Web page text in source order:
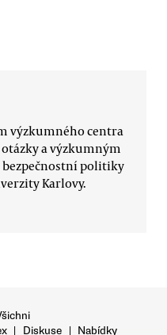
výzkumného centra
a výzkumným
politiky
Karlovy.
| Diskuse | Nabídky